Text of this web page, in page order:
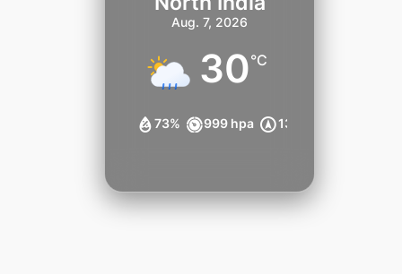
Aug. 7, 2026
30°C
73% 999 hpa 13 km/h